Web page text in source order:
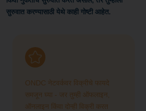
सुरुवात करण्यासाठी येथे काही गोष्टी आहेत.
ONDC नेटवर्कवर विक्रीचे फायदे
समजून घ्या - जर तुम्ही ऑफलाइन,
ऑनलाइन किंवा दोन्ही विक्री करत